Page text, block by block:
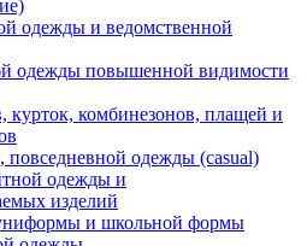
одежды и ведомственной
одежды повышенной видимости
курток, комбинезонов, плащей и
повседневной одежды (casual)
одежды и
изделий
и школьной формы